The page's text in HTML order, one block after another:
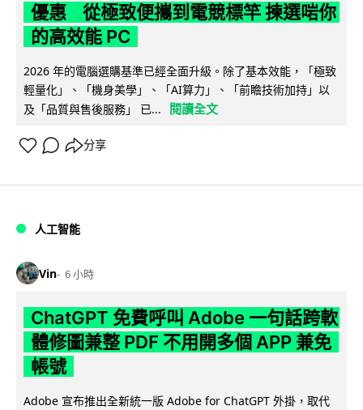
優惠 從極致便攜到電競標竿 揀選啱你
的高效能 PC
2026 年的電腦選購基準已經全面升級。除了基本效能，「極致
輕量化」、「機身美學」、「AI算力」、「前瞻技術加持」以
及「品質與售後服務」 已...
閱讀全文
分享
人工智能
Vin 6 小時
ChatGPT 免費呼叫 Adobe 一句話跨軟
體修圖兼整 PDF 不用開多個 APP 兼免
帳號
Adobe 宣布推出全新統一版 Adobe for ChatGPT 外掛，取代